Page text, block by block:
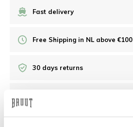
Fast delivery
Free Shipping in NL above €100
30 days returns